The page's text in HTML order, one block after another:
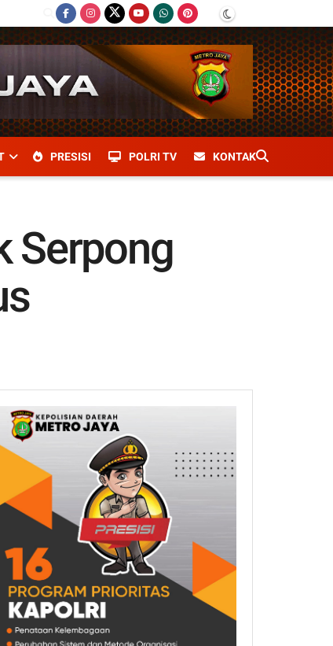
PRESISI POLRI TV KONTAK
Serpong